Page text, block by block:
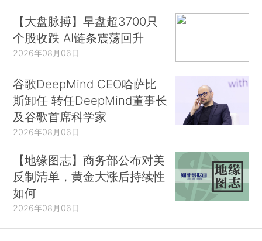
【大盘脉搏】早盘超3700只
个股收跌 AI链条震荡回升
2026年08月06日
谷歌DeepMind CEO哈萨比
斯卸任 转任DeepMind董事长
及谷歌首席科学家
2026年08月06日
【地缘图志】商务部公布对美
反制清单，黄金大涨后持续性
如何
2026年08月06日